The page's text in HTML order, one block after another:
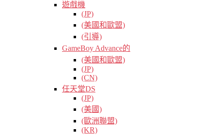
遊戲機
(JP)
(美國和歐盟)
(引導)
GameBoy Advance的
(美國和歐盟)
(JP)
(CN)
任天堂DS
(JP)
(美國)
(歐洲聯盟)
(KR)